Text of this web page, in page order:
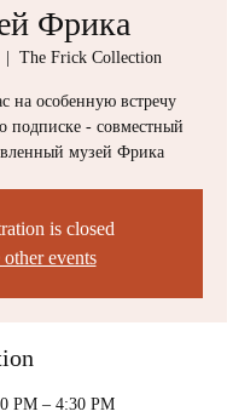
Фрика
|
The Frick Collection
на особенную встречу
подписке - совместный
музей Фрика
is closed
other events
PM – 4:30 PM